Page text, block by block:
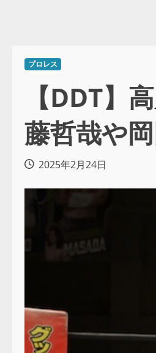
プロレス
【DDT】
藤哲哉や
2025年2月24日